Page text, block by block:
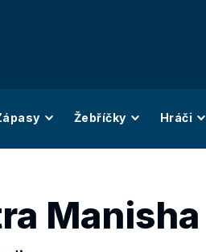
Žebříčky Hráči
Manisha